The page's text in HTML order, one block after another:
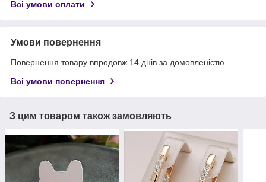
Всі умови оплати
Умови повернення
Повернення товару впродовж 14 днів за домовленістю
Всі умови повернення
З цим товаром також замовляють